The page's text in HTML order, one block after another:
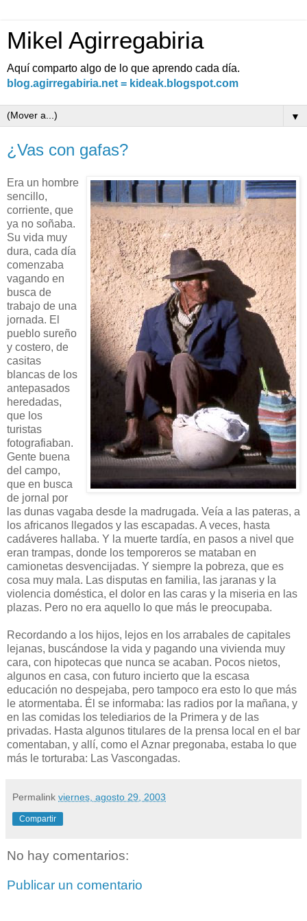
Mikel Agirregabiria
Aquí comparto algo de lo que aprendo cada día.
blog.agirregabiria.net = kideak.blogspot.com
▼
¿Vas con gafas?
Era un hombre
sencillo,
corriente, que
ya no soñaba.
Su vida muy
dura, cada día
comenzaba
vagando en
busca de
trabajo de una
jornada. El
pueblo sureño
y costero, de
casitas
blancas de los
antepasados
heredadas,
que los
turistas
fotografiaban.
Gente buena
del campo,
que en busca
de jornal por
las dunas vagaba desde la madrugada. Veía a las pateras, a
los africanos llegados y las escapadas. A veces, hasta
cadáveres hallaba. Y la muerte tardía, en pasos a nivel que
eran trampas, donde los temporeros se mataban en
camionetas desvencijadas. Y siempre la pobreza, que es
cosa muy mala. Las disputas en familia, las jaranas y la
violencia doméstica, el dolor en las caras y la miseria en las
plazas. Pero no era aquello lo que más le preocupaba.
Recordando a los hijos, lejos en los arrabales de capitales
lejanas, buscándose la vida y pagando una vivienda muy
cara, con hipotecas que nunca se acaban. Pocos nietos,
algunos en casa, con futuro incierto que la escasa
educación no despejaba, pero tampoco era esto lo que más
le atormentaba. Él se informaba: las radios por la mañana, y
en las comidas los telediarios de la Primera y de las
privadas. Hasta algunos titulares de la prensa local en el bar
comentaban, y allí, como el Aznar pregonaba, estaba lo que
más le torturaba: Las Vascongadas.
Permalink viernes, agosto 29, 2003
Compartir
No hay comentarios:
Publicar un comentario